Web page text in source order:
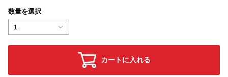
数量を選択
1
カートに入れる